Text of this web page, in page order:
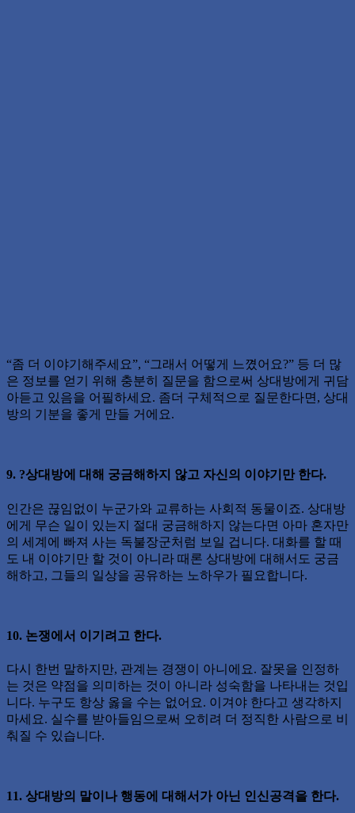
“좀 더 이야기해주세요”, “그래서 어떻게 느꼈어요?” 등 더 많
은 정보를 얻기 위해 충분히 질문을 함으로써 상대방에게 귀담
아듣고 있음을 어필하세요. 좀더 구체적으로 질문한다면, 상대
방의 기분을 좋게 만들 거에요.
9. ?상대방에 대해 궁금해하지 않고 자신의 이야기만 한다.
인간은 끊임없이 누군가와 교류하는 사회적 동물이죠. 상대방
에게 무슨 일이 있는지 절대 궁금해하지 않는다면 아마 혼자만
의 세계에 빠져 사는 독불장군처럼 보일 겁니다. 대화를 할 때
도 내 이야기만 할 것이 아니라 때론 상대방에 대해서도 궁금
해하고, 그들의 일상을 공유하는 노하우가 필요합니다.
10. 논쟁에서 이기려고 한다.
다시 한번 말하지만, 관계는 경쟁이 아니에요. 잘못을 인정하
는 것은 약점을 의미하는 것이 아니라 성숙함을 나타내는 것입
니다. 누구도 항상 옳을 수는 없어요. 이겨야 한다고 생각하지
마세요. 실수를 받아들임으로써 오히려 더 정직한 사람으로 비
춰질 수 있습니다.
11. 상대방의 말이나 행동에 대해서가 아닌 인신공격을 한다.